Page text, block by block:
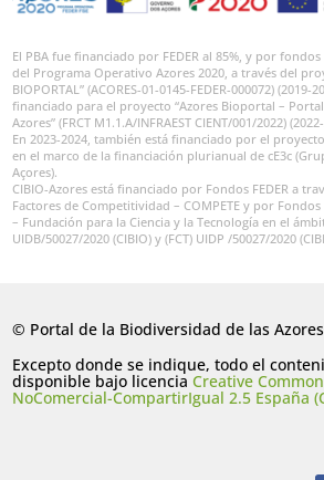
El PBA fue financiado por FEDER al 85%, y por
del Programa Operativo Azores 2020, a través del
BIOPORTAL” (ACORES-01-0145-FEDER-000072)
financiado para el proyecto “Azores Bioportal –
Azores” (FRCT M1.1.A/INFRAEST CIENT/001/2022)
En 2023-2024, también está financiado por el
en el marco de la financiación plurianual de cE3c
Açores).
CIBIO-Azores está financiado por Fondos FEDER a
Factores de Competitividad – COMPETE y por
– Fundación para la Ciencia y la Tecnología en el
UIDB/50027/2020 (CIBIO) y (FCT) UIDP /50027/2020
© Portal de la Biodiversidad de las
Excepto donde se indique, todo el
disponible bajo licenciaCreative
NoComercial-CompartirIgual 2.5 España